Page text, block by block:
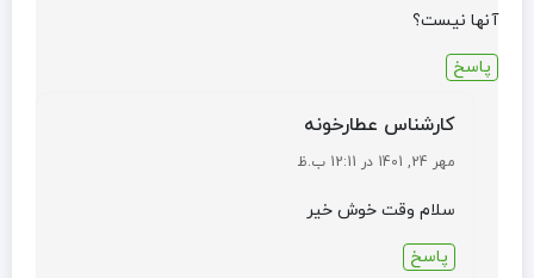
آنها نیست؟
پاسخ
کارشناس عطارخونه
مهر 24, 1401 در 12:11 ب.ظ
سلام وقت خوش خیر
پاسخ